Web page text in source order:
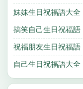
妹妹生日祝福語大全
搞笑自己生日祝福語
祝福朋友生日祝福語
自己生日祝福語大全